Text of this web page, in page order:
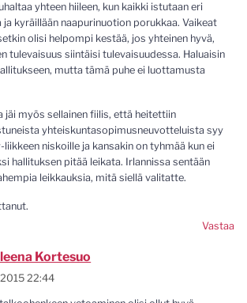
yhteen hiileen, kun kaikki istutaan eri
ja kyräillään naapurinuotion porukkaa. Vaikeat
olisi helpompi kestää, jos yhteinen hyvä,
tulevaisuus siintäisi tulevaisuudessa. Haluaisin
mutta tämä puhe ei luottamusta
jäi myös sellainen fiilis, että heitettiin
yhteiskuntasopimusneuvotteluista syy
liikkeen niskoille ja kansakin on tyhmää kun ei
hallituksen pitää leikata. Irlannissa sentään
leikkauksia, mitä siellä valitatte.
Vastaa
Kortesuo
22:44